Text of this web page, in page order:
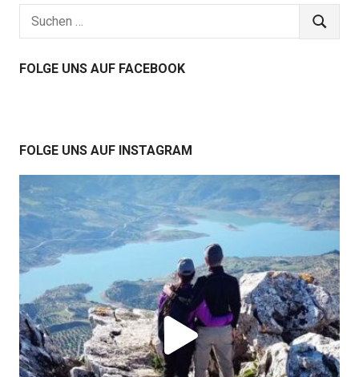
Suchen
SUCHEN
FOLGE UNS AUF FACEBOOK
FOLGE UNS AUF INSTAGRAM